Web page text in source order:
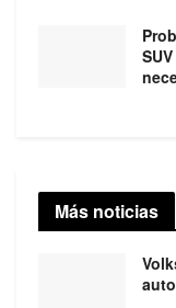
Más noticias